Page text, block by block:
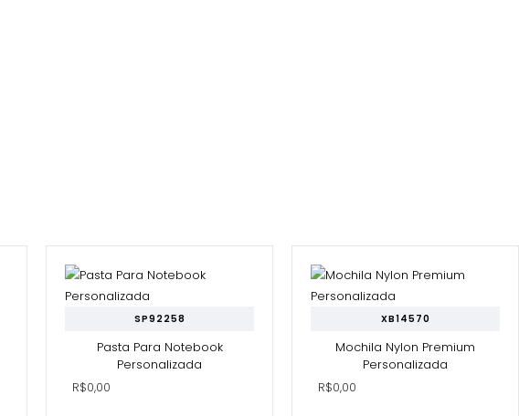
SP92258
Pasta Para Notebook
Personalizada
R$0,00
XB14570
Mochila Nylon Premium
Personalizada
R$0,00